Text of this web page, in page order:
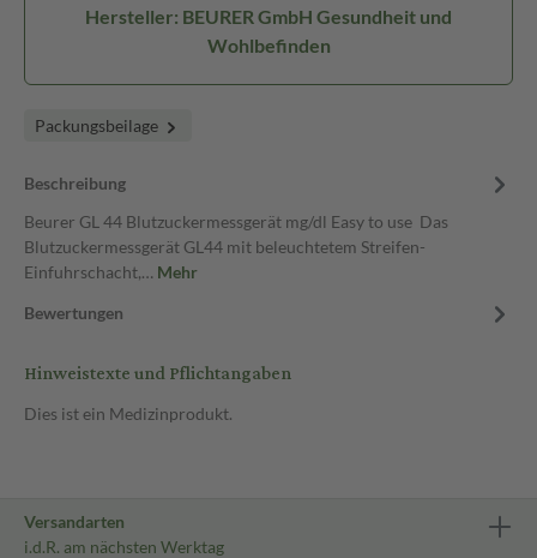
Hersteller: BEURER GmbH Gesundheit und
Wohlbefinden
Packungsbeilage
Beschreibung
Beurer GL 44 Blutzuckermessgerät mg/dl Easy to use Das
Blutzuckermessgerät GL44 mit beleuchtetem Streifen-
Einfuhrschacht,… Mehr
Bewertungen
Hinweistexte und Pflichtangaben
Dies ist ein Medizinprodukt.
Versandarten
i.d.R. am nächsten Werktag